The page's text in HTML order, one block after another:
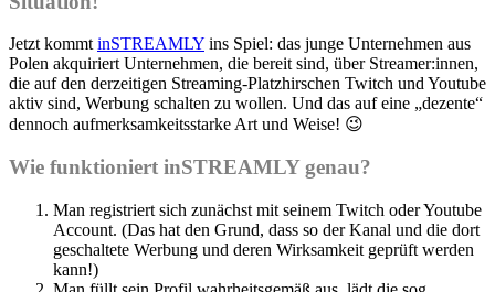
Jetzt kommt inSTREAMLY ins Spiel: das junge Unternehmen aus
Polen akquiriert Unternehmen, die bereit sind, über Streamer:innen,
die auf den derzeitigen Streaming-Platzhirschen Twitch und Youtube
aktiv sind, Werbung schalten zu wollen. Und das auf eine „dezente“
dennoch aufmerksamkeitsstarke Art und Weise! 😉
Wie funktioniert inSTREAMLY genau?
Man registriert sich zunächst mit seinem Twitch oder Youtube
Account. (Das hat den Grund, dass so der Kanal und die dort
geschaltete Werbung und deren Wirksamkeit geprüft werden
kann!)